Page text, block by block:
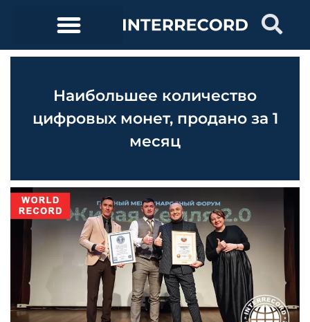
Наибольшее количество
цифровых монет, продано за 1
месяц